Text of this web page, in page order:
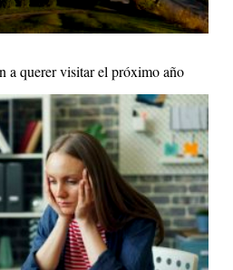
a querer visitar el próximo año